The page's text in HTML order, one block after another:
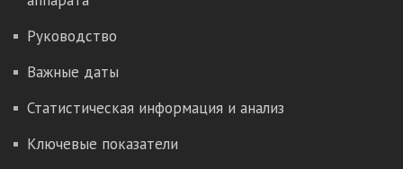
Руководство
Важные даты
Статистическая информация и анализ
Ключевые показатели